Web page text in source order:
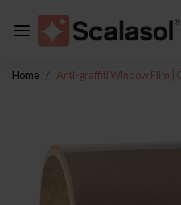
Home Anti-graffiti Window Film |